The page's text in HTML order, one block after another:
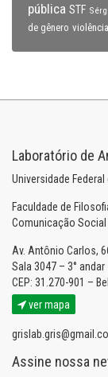
pública STF
de gênero
Laboratório de
Universidade Federal
Faculdade de
Comunicação Social
Av. Antônio Carlos,
Sala 3047 – 3° andar
CEP: 31.270-901 –
ver mapa
Assine nossa